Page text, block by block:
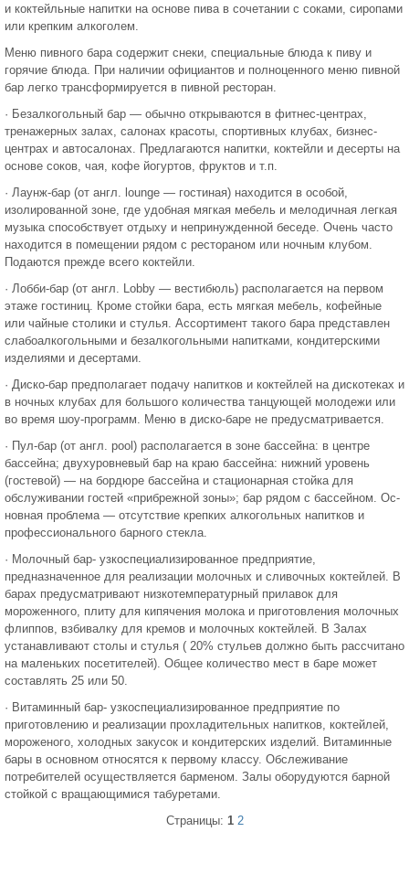
и коктейльные напитки на основе пива в сочетании с соками, сиропами
или крепким алкоголем.
Меню пивного бара содержит снеки, специальные блюда к пиву и
горячие блюда. При наличии официантов и полноценного меню пивной
бар легко трансформируется в пивной ресторан.
· Безалкогольный бар — обычно открываются в фитнес-центрах,
тренажерных залах, салонах красоты, спортивных клубах, бизнес-
центрах и автосалонах. Предлагаются напитки, коктейли и десерты на
основе соков, чая, кофе йогуртов, фруктов и т.п.
· Лаунж-бар (от англ. lounge — гостиная) находится в особой,
изолированной зоне, где удобная мягкая мебель и мелодичная легкая
музыка способствует отдыху и непринужденной беседе. Очень часто
находится в помещении рядом с рестораном или ночным клубом.
Подаются прежде всего коктейли.
· Лобби-бар (от англ. Lobby — вестибюль) располагается на первом
этаже гостиниц. Кроме стойки бара, есть мягкая мебель, кофейные
или чайные столики и стулья. Ассортимент такого бара представлен
слабоалкогольными и безалкогольными напитками, кондитерскими
изделиями и десертами.
· Диско-бар предполагает подачу напитков и коктейлей на дискотеках и
в ночных клубах для большого количества танцующей молодежи или
во время шоу-программ. Меню в диско-баре не предусматривается.
· Пул-бар (от англ. pool) располагается в зоне бассейна: в центре
бассейна; двухуровневый бар на краю бассейна: нижний уровень
(гостевой) — на бордюре бассейна и стационарная стойка для
обслуживании гостей «прибрежной зоны»; бар рядом с бассейном. Ос­
новная проблема — отсутствие крепких алкогольных напитков и
профессионального барного стекла.
· Молочный бар- узкоспециализированное предприятие,
предназначенное для реализации молочных и сливочных коктейлей. В
барах предусматривают низкотемпературный прилавок для
мороженного, плиту для кипячения молока и приготовления молочных
флиппов, взбивалку для кремов и молочных коктейлей. В Залах
устанавливают столы и стулья ( 20% стульев должно быть рассчитано
на маленьких посетителей). Общее количество мест в баре может
составлять 25 или 50.
· Витаминный бар- узкоспециализированное предприятие по
приготовлению и реализации прохладительных напитков, коктейлей,
мороженого, холодных закусок и кондитерских изделий. Витаминные
бары в основном относятся к первому классу. Обслеживание
потребителей осуществляется барменом. Залы оборудуются барной
стойкой с вращающимися табуретами.
Страницы: 1 2